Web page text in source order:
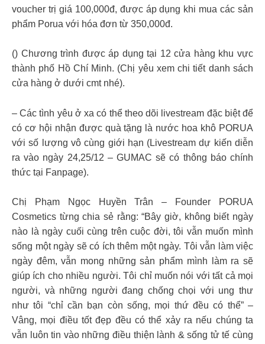
voucher trị giá 100,000đ, được áp dụng khi mua các sản
phẩm Porua với hóa đơn từ 350,000đ.
() Chương trình được áp dụng tại 12 cửa hàng khu vực
thành phố Hồ Chí Minh. (Chị yêu xem chi tiết danh sách
cửa hàng ở dưới cmt nhé).
– Các tình yêu ở xa có thể theo dõi livestream đặc biệt để
có cơ hội nhận được quà tặng là nước hoa khô PORUA
với số lượng vô cùng giới hạn (Livestream dự kiến diễn
ra vào ngày 24,25/12 – GUMAC sẽ có thông báo chính
thức tại Fanpage).
Chị Phạm Ngọc Huyền Trân – Founder PORUA
Cosmetics từng chia sẻ rằng: “Bây giờ, không biết ngày
nào là ngày cuối cùng trên cuộc đời, tôi vẫn muốn mình
sống một ngày sẽ có ích thêm một ngày. Tôi vẫn làm việc
ngày đêm, vẫn mong những sản phẩm mình làm ra sẽ
giúp ích cho nhiều người. Tôi chỉ muốn nói với tất cả mọi
người, và những người đang chống chọi với ung thư
như tôi “chỉ cần bạn còn sống, mọi thứ đều có thể” –
Vâng, mọi điều tốt đẹp đều có thể xảy ra nếu chúng ta
vẫn luôn tin vào những điều thiện lành & sống tử tế cùng